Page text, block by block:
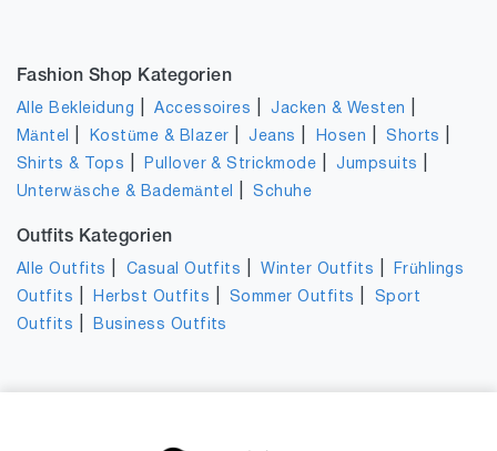
Fashion Shop Kategorien
Alle Bekleidung |Accessoires |Jacken & Westen
Mäntel Kostüme & Blazer |Jeans Hosen |Shorts
Shirts & Tops Pullover & Strickmode |Jumpsuits
Unterwäsche & Bademäntel |Schuhe
Outfits Kategorien
Alle Outfits Casual Outfits |Winter Outfits
Frühlings
Outfits
Herbst Outfits Sommer Outfits
Sport
Outfits
Business Outfits